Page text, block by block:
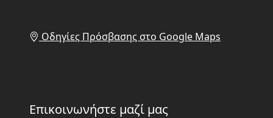
Οδηγίες Πρόσβασης στο Google Maps
Επικοινωνήστε μαζί μας